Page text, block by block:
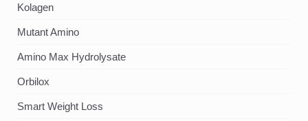
Kolagen
Mutant Amino
Amino Max Hydrolysate
Orbilox
Smart Weight Loss